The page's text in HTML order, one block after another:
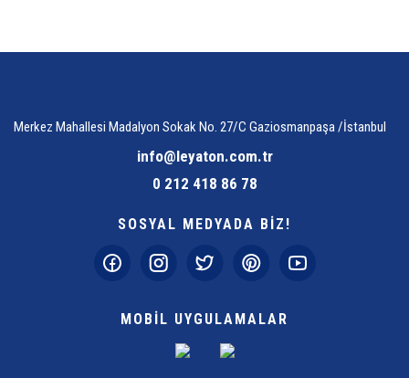
Merkez Mahallesi Madalyon Sokak No. 27/C Gaziosmanpaşa /İstanbul
info@leyaton.com.tr
0 212 418 86 78
SOSYAL MEDYADA BİZ!
MOBİL UYGULAMALAR